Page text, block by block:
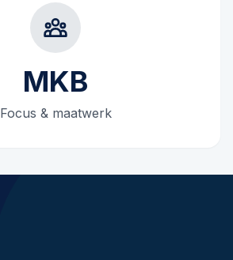
MKB
Focus & maatwerk